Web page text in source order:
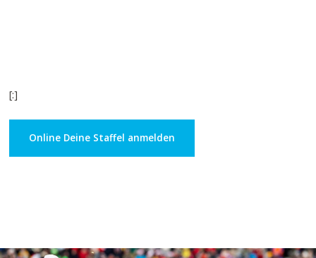
[:]
Online Deine Staffel anmelden